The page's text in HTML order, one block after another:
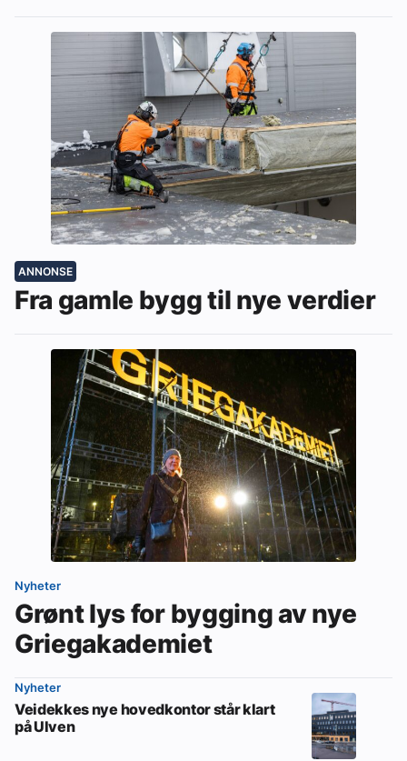
ANNONSE
Fra gamle bygg til nye verdier
Nyheter
Grønt lys for bygging av nye
Griegakademiet
Nyheter
Veidekkes nye hovedkontor står klart
på Ulven